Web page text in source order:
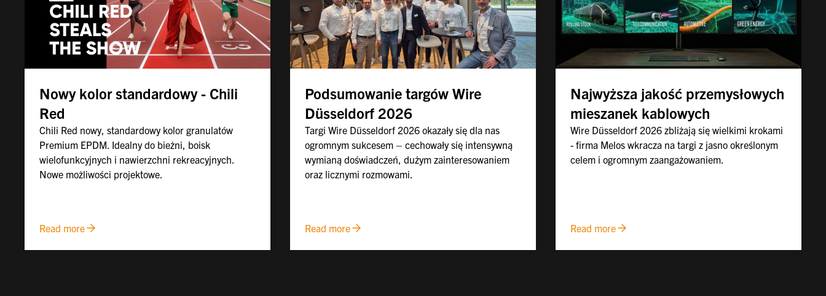
Nowy kolor standardowy - Chili
Red
Chili Red nowy, standardowy kolor granulatów
Premium EPDM. Idealny do bieżni, boisk
wielofunkcyjnych i nawierzchni rekreacyjnych.
Nowe możliwości projektowe.
Read more
Podsumowanie targów Wire
Düsseldorf 2026
Targi Wire Düsseldorf 2026 okazały się dla nas
ogromnym sukcesem – cechowały się intensywną
wymianą doświadczeń, dużym zainteresowaniem
oraz licznymi rozmowami.
Read more
Najwyższa jakość przemysłowych
mieszanek kablowych
Wire Düsseldorf 2026 zbliżają się wielkimi krokami
- firma Melos wkracza na targi z jasno określonym
celem i ogromnym zaangażowaniem.
Read more